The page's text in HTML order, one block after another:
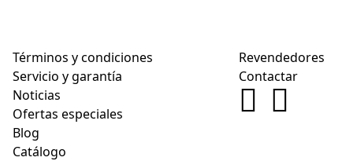
Términos y condiciones
Servicio y garantía
Noticias
Ofertas especiales
Blog
Catálogo
Revendedores
Contactar